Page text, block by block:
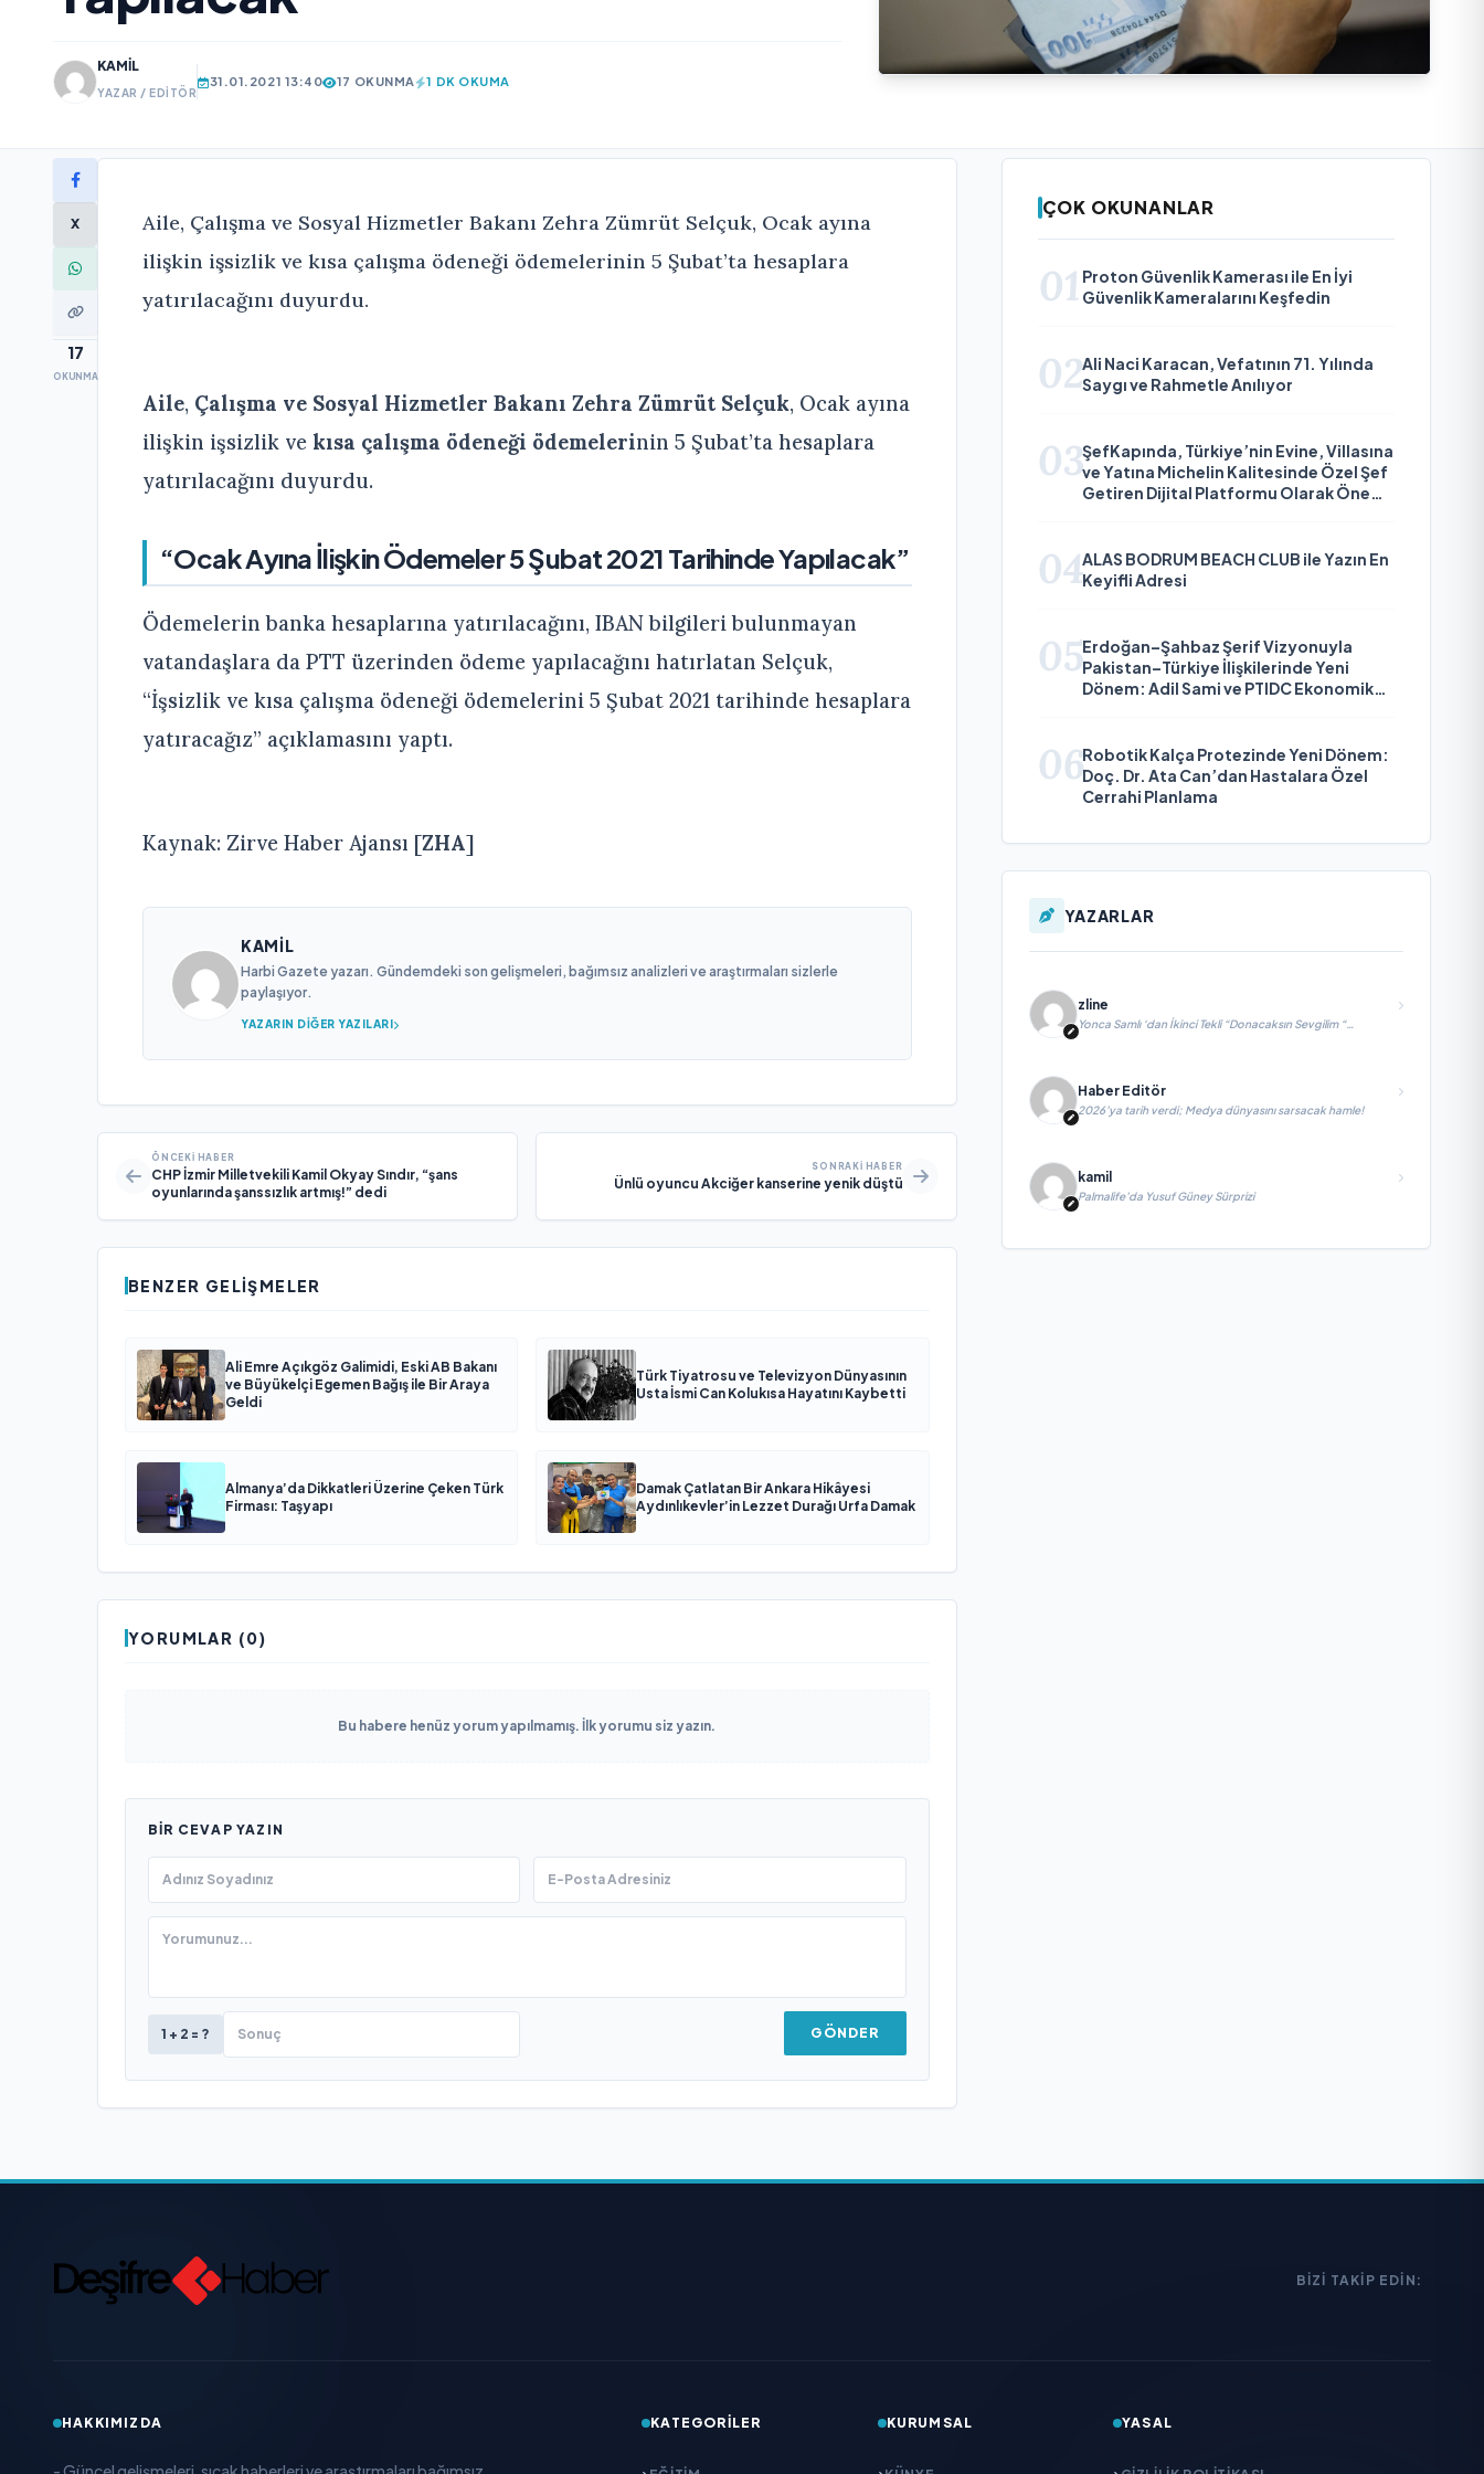
KAMIL
YAZAR / EDITÖR
31.01.2021 13:40 17 OKUNMA 1 DK OKUMA
X
17
OKUNMA
Aile, Çalışma ve Sosyal Hizmetler Bakanı Zehra Zümrüt Selçuk, Ocak ayına
ilişkin işsizlik ve kısa çalışma ödeneği ödemelerinin 5 Şubat’ta hesaplara
yatırılacağını duyurdu.
Aile, Çalışma ve Sosyal Hizmetler Bakanı Zehra Zümrüt Selçuk, Ocak ayına
ilişkin işsizlik ve kısa çalışma ödeneği ödemelerinin 5 Şubat’ta hesaplara
yatırılacağını duyurdu.
“Ocak Ayına İlişkin Ödemeler 5 Şubat 2021 Tarihinde Yapılacak”
Ödemelerin banka hesaplarına yatırılacağını, IBAN bilgileri bulunmayan
vatandaşlara da PTT üzerinden ödeme yapılacağını hatırlatan Selçuk,
“İşsizlik ve kısa çalışma ödeneği ödemelerini 5 Şubat 2021 tarihinde hesaplara
yatıracağız” açıklamasını yaptı.
Kaynak: Zirve Haber Ajansı [ZHA]
KAMIL
Harbi Gazete yazarı. Gündemdeki son gelişmeleri, bağımsız analizleri ve araştırmaları sizlerle
paylaşıyor.
YAZARIN DIĞER YAZILARI
ÖNCEKI HABER
CHP İzmir Milletvekili Kamil Okyay Sındır, “şans
oyunlarında şanssızlık artmış!” dedi
SONRAKI HABER
Ünlü oyuncu Akciğer kanserine yenik düştü
BENZER GELIŞMELER
Ali Emre Açıkgöz Galimidi, Eski AB Bakanı
ve Büyükelçi Egemen Bağış ile Bir Araya
Geldi
Türk Tiyatrosu ve Televizyon Dünyasının
Usta İsmi Can Kolukısa Hayatını Kaybetti
Almanya’da Dikkatleri Üzerine Çeken Türk
Firması: Taşyapı
Damak Çatlatan Bir Ankara Hikâyesi
Aydınlıkevler’in Lezzet Durağı Urfa Damak
YORUMLAR (0)
Bu habere henüz yorum yapılmamış. İlk yorumu siz yazın.
BIR CEVAP YAZIN
1 + 2 = ? GÖNDER
ÇOK OKUNANLAR
01 Proton Güvenlik Kamerası ile En İyi
Güvenlik Kameralarını Keşfedin
02Ali Naci Karacan, Vefatının 71. Yılında
Saygı ve Rahmetle Anılıyor
03ŞefKapında, Türkiye’nin Evine, Villasına
ve Yatına Michelin Kalitesinde Özel Şef
Getiren Dijital Platformu Olarak Öne
04ALAS BODRUM BEACH CLUB ile Yazın En
Keyifli Adresi
05Erdoğan–Şahbaz Şerif Vizyonuyla
Pakistan–Türkiye İlişkilerinde Yeni
Dönem: Adil Sami ve PTIDC Ekonomik
06Robotik Kalça Protezinde Yeni Dönem:
Doç. Dr. Ata Can’dan Hastalara Özel
Cerrahi Planlama
YAZARLAR
zline
Yonca Samlı ‘dan İkinci Tekli “Donacaksın Sevgilim “
yayımlandı
Haber Editör
2026’ya tarih verdi; Medya dünyasını sarsacak hamle!
kamil
Palmalife’da Yusuf Güney Sürprizi
BIZI TAKIP EDIN:
HAKKIMIZDA KATEGORILER KURUMSAL YASAL